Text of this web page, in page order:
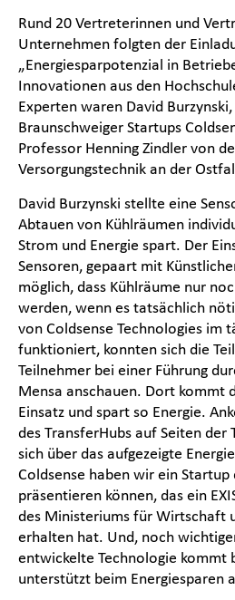
Rund 20 Vertreterinnen und
Unternehmen folgten der
„Energiesparpotenzial in
Innovationen aus den
Experten waren David
Braunschweiger Startups
Professor Henning Zindler von
Versorgungstechnik an der
David Burzynski stellte eine
Abtauen von Kühlräumen
Strom und Energie spart. Der
Sensoren, gepaart mit
möglich, dass Kühlräume nur
werden, wenn es tatsächlich
von Coldsense Technologies im
funktioniert, konnten sich die
Teilnehmer bei einer Führung
Mensa anschauen. Dort kommt
Einsatz und spart so Energie.
des TransferHubs auf Seiten
sich über das aufgezeigte
Coldsense haben wir ein
präsentieren können, das ein
des Ministeriums für Wirtschaft
erhalten hat. Und, noch
entwickelte Technologie kommt
unterstützt beim Energiesparen